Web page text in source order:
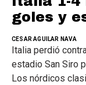
goles y
CESAR AGUILAR NAVA
Italia perdió
estadio San Siro
Los nórdicos